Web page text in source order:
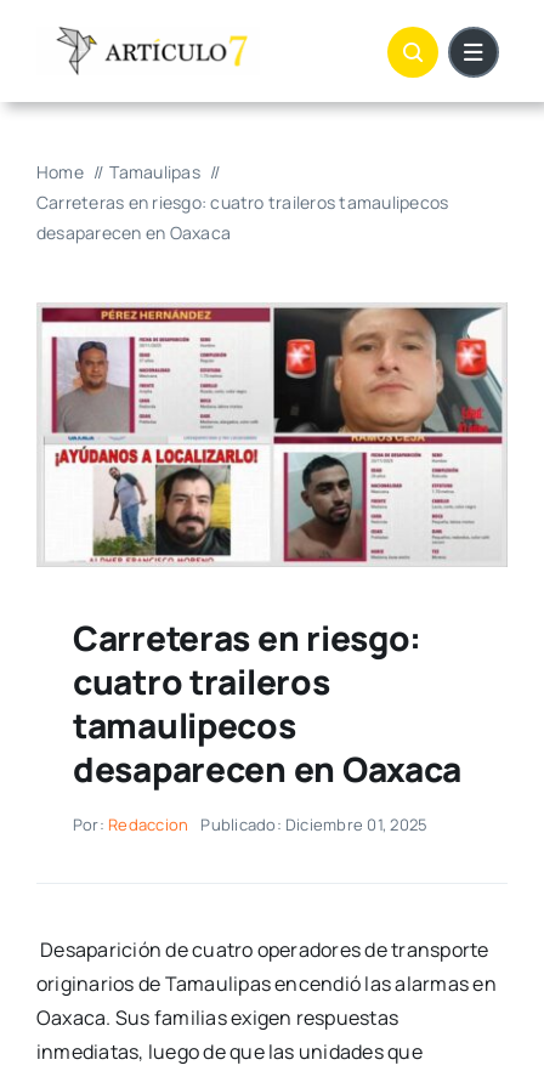
Home
Tamaulipas
Carreteras en riesgo: cuatro traileros tamaulipecos
desaparecen en Oaxaca
Carreteras en riesgo:
cuatro traileros
tamaulipecos
desaparecen en Oaxaca
Por: Redaccion Publicado: Diciembre 01, 2025
Desaparición de cuatro operadores de transporte
originarios de Tamaulipas encendió las alarmas en
Oaxaca. Sus familias exigen respuestas
inmediatas, luego de que las unidades que